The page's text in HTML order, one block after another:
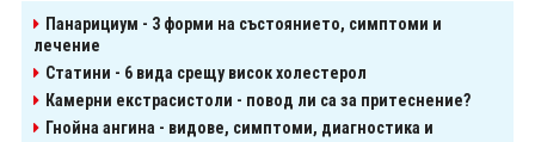
Панарициум - 3 форми на състоянието, симптоми и
лечение
Статини - 6 вида срещу висок холестерол
Камерни екстрасистоли - повод ли са за притеснение?
Гнойна ангина - видове, симптоми, диагностика и